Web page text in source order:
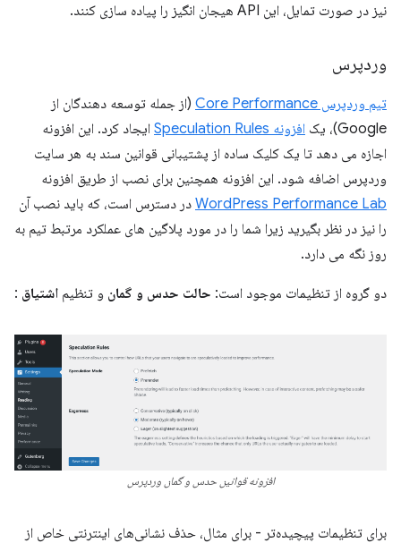
نیز در صورت تمایل، این API هیجان انگیز را پیاده سازی کنند.
وردپرس
تیم وردپرس Core Performance
(از جمله توسعه دهندگان از
Google)، یک
افزونه Speculation Rules
ایجاد کرد. این افزونه
اجازه می دهد تا یک کلیک ساده از پشتیبانی قوانین سند به هر سایت
وردپرس اضافه شود. این افزونه همچنین برای نصب از طریق افزونه
WordPress Performance Lab در دسترس است، که باید نصب آن
را نیز در نظر بگیرید زیرا شما را در مورد پلاگین های عملکرد مرتبط تیم به
روز نگه می دارد.
دو گروه از تنظیمات موجود است: حالت حدس و گمان و تنظیم اشتیاق :
افزونه قوانین حدس و گمان وردپرس
برای تنظیمات پیچیده‌تر - برای مثال، حذف نشانی‌های اینترنتی خاص از